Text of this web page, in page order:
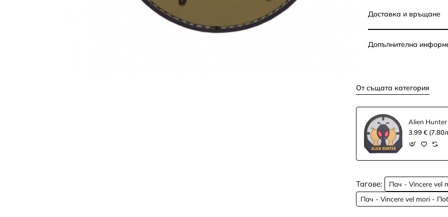
Доставка и връщане
Допълнителна
От същата категория
Alien Hunter
3.99 €
Тагове:
Пач - Vincere vel
Пач - Vincere vel mori -